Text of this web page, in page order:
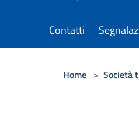
Contatti
Home > Società